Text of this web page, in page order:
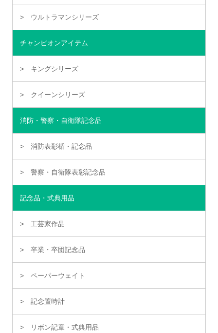
ウルトラマンシリーズ
チャンピオンアイテム
キングシリーズ
クイーンシリーズ
消防・警察・自衛隊記念品
消防表彰楯・記念品
警察・自衛隊表彰記念品
記念品・式典用品
工芸家作品
卒業・卒団記念品
ペーパーウェイト
記念置時計
リボン記章・式典用品